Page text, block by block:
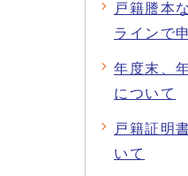
戸籍謄本
ラインで
年度末、
について
戸籍証明
いて